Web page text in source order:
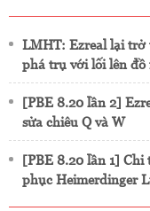
LMHT: Ezreal lại trở
phá trụ với lối lên đồ
[PBE 8.20 lần 2]
sửa chiêu Q và W
[PBE 8.20 lần 1] Chi
phục Heimerdinger